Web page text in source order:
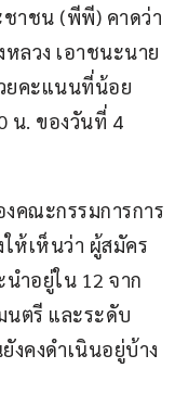
ชาชน (พีพี) คาดว่า
ลวง เอาชนะนาย
ยคะแนนที่น้อย
น. ของวันที่ 4
คณะกรรมการการ
ห้เห็นว่า ผู้สมัคร
ำอยู่ใน 12 จาก
นตรี และระดับ
คงดำเนินอยู่บ้าง